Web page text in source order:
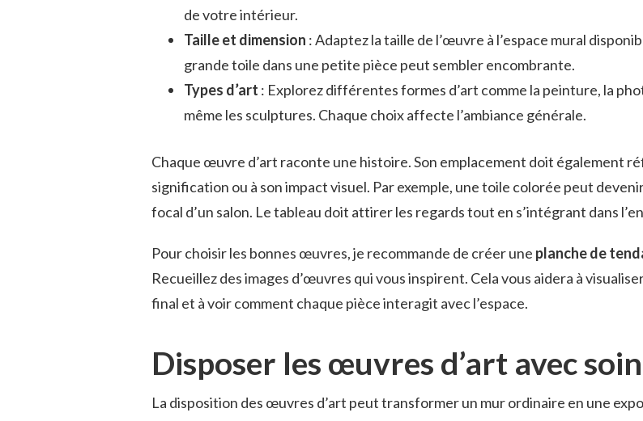
de votre intérieur.
Taille et dimension : Adaptez la taille de l’œuvre à l’espace mural
grande toile dans une petite pièce peut sembler encombrante.
Types d’art : Explorez différentes formes d’art comme la peinture, la
même les sculptures. Chaque choix affecte l’ambiance générale.
Chaque œuvre d’art raconte une histoire. Son emplacement doit également
signification ou à son impact visuel. Par exemple, une toile colorée peut
focal d’un salon. Le tableau doit attirer les regards tout en s’intégrant dans
Pour choisir les bonnes œuvres, je recommande de créer une planche de
Recueillez des images d’œuvres qui vous inspirent. Cela vous aidera à
final et à voir comment chaque pièce interagit avec l’espace.
Disposer les œuvres d’art avec soin
La disposition des œuvres d’art peut transformer un mur ordinaire en une